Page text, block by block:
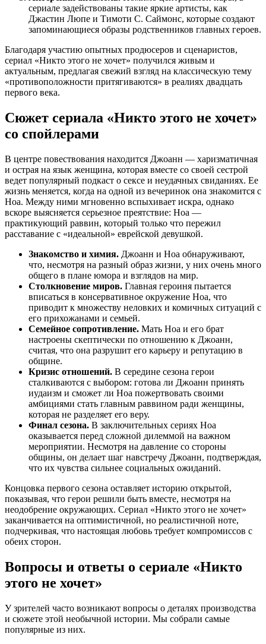
сериале задействованы такие яркие артисты, как
Джастин Люпе и Тимоти С. Саймонс, которые создают
запоминающиеся образы родственников главных героев.
Благодаря участию опытных продюсеров и сценаристов,
сериал «Никто этого не хочет» получился живым и
актуальным, предлагая свежий взгляд на классическую тему
«противоположности притягиваются» в реалиях двадцать
первого века.
Сюжет сериала «Никто этого не хочет»
со спойлерами
В центре повествования находится Джоанн — харизматичная
и острая на язык женщина, которая вместе со своей сестрой
ведет популярный подкаст о сексе и неудачных свиданиях. Ее
жизнь меняется, когда на одной из вечеринок она знакомится с
Ноа. Между ними мгновенно вспыхивает искра, однако
вскоре выясняется серьезное преятствие: Ноа —
практикующий раввин, который только что пережил
расставание с «идеальной» еврейской девушкой.
Знакомство и химия. Джоанн и Ноа обнаруживают,
что, несмотря на разный образ жизни, у них очень много
общего в плане юмора и взглядов на мир.
Столкновение миров. Главная героиня пытается
вписаться в консервативное окружение Ноа, что
приводит к множеству неловких и комичных ситуаций с
его прихожанами и семьей.
Семейное сопротивление. Мать Ноа и его брат
настроены скептически по отношению к Джоанн,
считая, что она разрушит его карьеру и репутацию в
общине.
Кризис отношений. В середине сезона герои
сталкиваются с выбором: готова ли Джоанн принять
иудаизм и сможет ли Ноа пожертвовать своими
амбициями стать главным раввином ради женщины,
которая не разделяет его веру.
Финал сезона. В заключительных сериях Ноа
оказывается перед сложной дилеммой на важном
мероприятии. Несмотря на давление со стороны
общины, он делает шаг навстречу Джоанн, подтверждая,
что их чувства сильнее социальных ожиданий.
Концовка первого сезона оставляет историю открытой,
показывая, что герои решили быть вместе, несмотря на
неодобрение окружающих. Сериал «Никто этого не хочет»
заканчивается на оптимистичной, но реалистичной ноте,
подчеркивая, что настоящая любовь требует компромиссов с
обеих сторон.
Вопросы и ответы о сериале «Никто
этого не хочет»
У зрителей часто возникают вопросы о деталях производства
и сюжете этой необычной истории. Мы собрали самые
популярные из них.